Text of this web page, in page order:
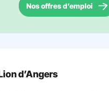
Nos offres d’emploi
d’Angers